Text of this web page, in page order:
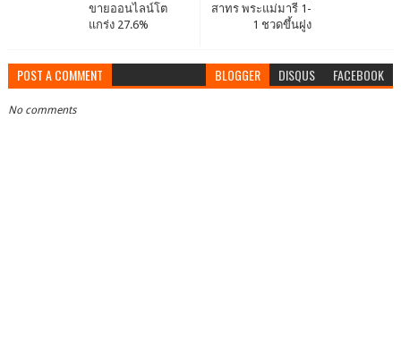
สาทร พระแม่มารี 1-
1 ชวดขึ้นฝูง
ขายออนไลน์โต
แกร่ง 27.6%
POST A COMMENT BLOGGER DISQUS FACEBOOK
No comments